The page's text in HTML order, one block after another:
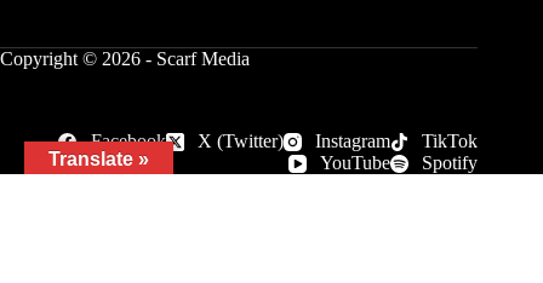
Copyright © 2026 - Scarf Media
Facebook X (Twitter) Instagram
TikTok
YouTube
Spotify
Translate »